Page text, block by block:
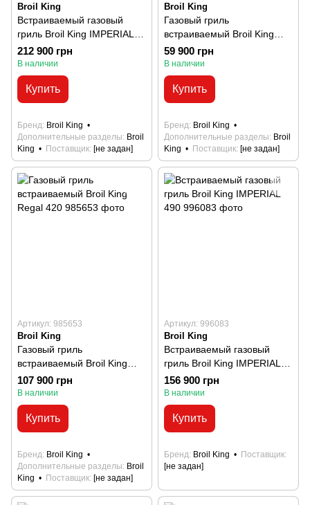
Broil King
Встраиваемый газовый
гриль Broil King IMPERIAL
XL
212 900 грн
В наличии
Купить
Бренд Broil King
Дополнительные разделы
Broil
King
Поставщик [не задан]
Broil King
Газовый гриль
встраиваемый Broil King
BARON 420 BI
59 900 грн
В наличии
Купить
Бренд Broil King
Дополнительные разделы
Broil
King
Поставщик [не задан]
Артикул: 985653
Broil King
Газовый гриль
встраиваемый Broil King
Regal 420
107 900 грн
В наличии
Купить
Бренд Broil King
Дополнительные разделы
Broil
King
Поставщик [не задан]
Артикул: 996083
Broil King
Встраиваемый газовый
гриль Broil King IMPERIAL
490
156 900 грн
В наличии
Купить
Бренд Broil King
Поставщик
[не задан]